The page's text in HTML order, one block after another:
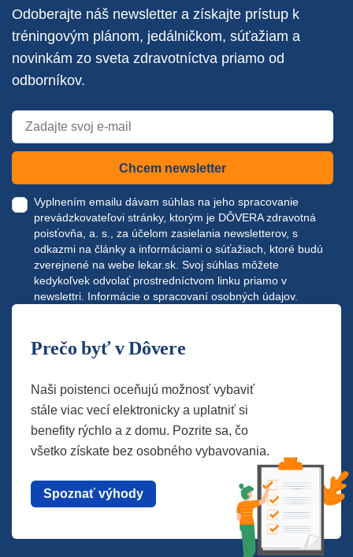
Odoberajte náš newsletter a získajte prístup k
tréningovým plánom, jedálničkom, súťažiam a
novinkám zo sveta zdravotníctva priamo od
odborníkov.
Chcem newsletter
Vyplnením emailu dávam súhlas na jeho spracovanie
prevádzkovateľovi stránky, ktorým je DÔVERA zdravotná
poisťovňa, a. s., za účelom zasielania newsletterov, s
odkazmi na články a informáciami o súťažiach, ktoré budú
zverejnené na webe lekar.sk. Svoj súhlas môžete
kedykoľvek odvolať prostredníctvom linku priamo v
newslettri. Informácie o spracovaní osobných údajov.
Prečo byť v Dôvere
Naši poistenci oceňujú možnosť vybaviť
stále viac vecí elektronicky a uplatniť si
benefity rýchlo a z domu. Pozrite sa, čo
všetko získate bez osobného vybavovania.
Spoznať výhody